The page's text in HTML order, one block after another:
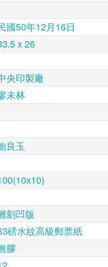
國50年12月16日
x 26
央印製廠
未林
良玉
刻凹版
磅水紋高級郵票紙
膠